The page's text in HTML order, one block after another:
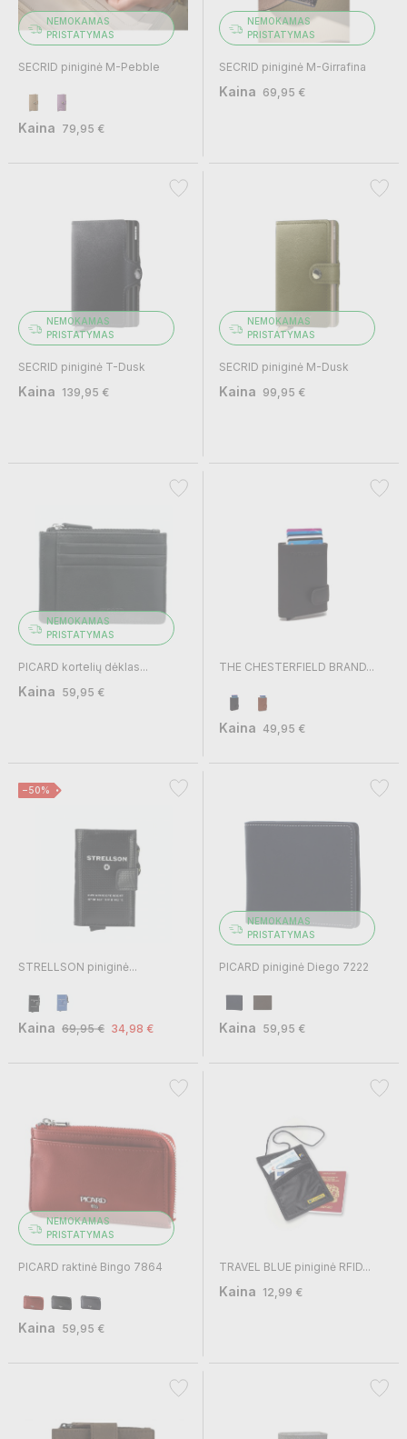
NEMOKAMAS
PRISTATYMAS
SECRID piniginė M-Pebble
Kaina 79,95 €
NEMOKAMAS
PRISTATYMAS
SECRID piniginė M-Girrafina
Kaina 69,95 €
NEMOKAMAS
PRISTATYMAS
SECRID piniginė T-Dusk
Kaina 139,95 €
NEMOKAMAS
PRISTATYMAS
SECRID piniginė M-Dusk
Kaina 99,95 €
NEMOKAMAS
PRISTATYMAS
PICARD kortelių dėklas...
Kaina 59,95 €
THE CHESTERFIELD BRAND...
Kaina 49,95 €
−50%
STRELLSON piniginė...
Kaina 69,95 € 34,98 €
NEMOKAMAS
PRISTATYMAS
PICARD piniginė Diego 7222
Kaina 59,95 €
NEMOKAMAS
PRISTATYMAS
PICARD raktinė Bingo 7864
Kaina 59,95 €
TRAVEL BLUE piniginė RFID...
Kaina 12,99 €